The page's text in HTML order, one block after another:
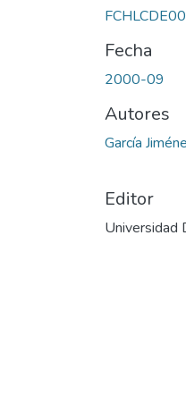
Fecha
2000-09
Autores
García
Editor
Universidad